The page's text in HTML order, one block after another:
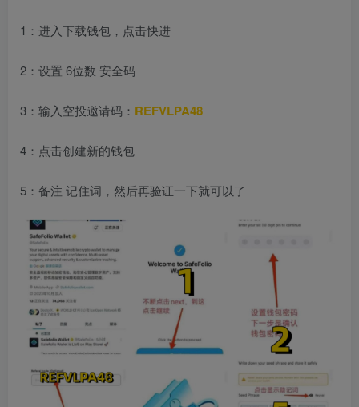
1：进入下载钱包，点击快进
2：设置 6位数 安全码
3：输入空投邀请码： REFVLPA48
4：点击创建新的钱包
5：备注 记住词，然后再验证一下就可以了